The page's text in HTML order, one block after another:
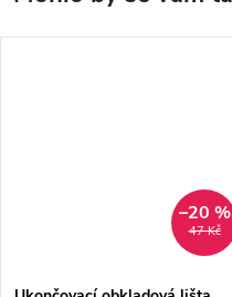
47 Kč
–20 %